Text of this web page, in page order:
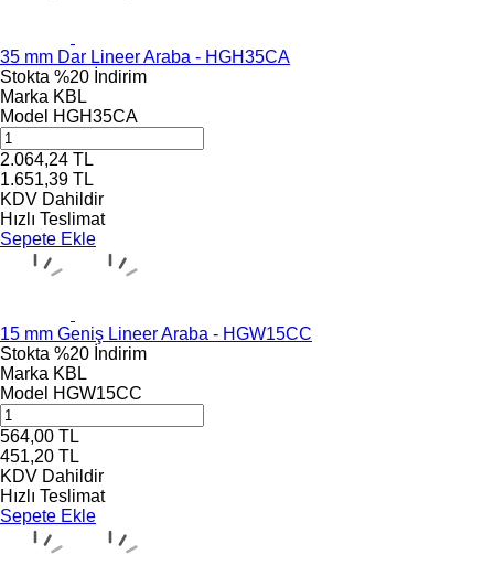
35 mm Dar Lineer Araba - HGH35CA
Stokta %20 İndirim
Marka KBL
Model HGH35CA
2.064,24 TL
1.651,39 TL
KDV Dahildir
Hızlı Teslimat
Sepete Ekle
15 mm Geniş Lineer Araba - HGW15CC
Stokta %20 İndirim
Marka KBL
Model HGW15CC
564,00 TL
451,20 TL
KDV Dahildir
Hızlı Teslimat
Sepete Ekle